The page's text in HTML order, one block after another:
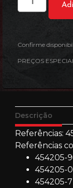
Confirme
PREÇOS
Descrição
Referências:
Referências
454205-
454205-
454205-7